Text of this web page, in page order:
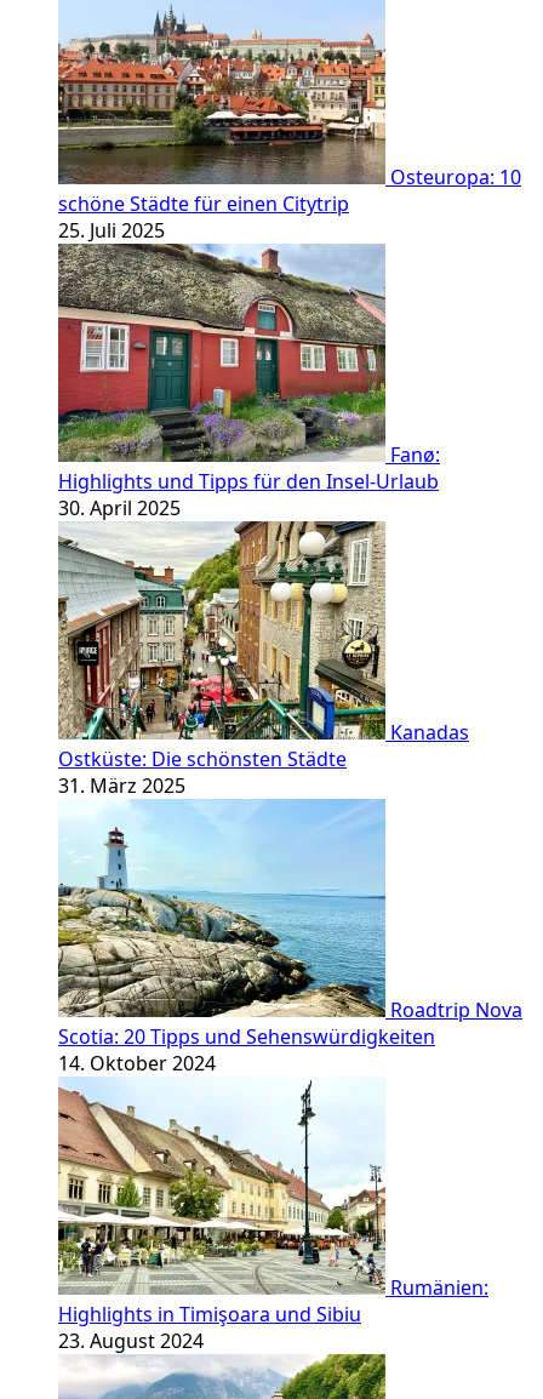
Osteuropa: 10
schöne Städte für einen Citytrip
25. Juli 2025
Fanø:
Highlights und Tipps für den Insel-Urlaub
30. April 2025
Kanadas
Ostküste: Die schönsten Städte
31. März 2025
Roadtrip Nova
Scotia: 20 Tipps und Sehenswürdigkeiten
14. Oktober 2024
Rumänien:
Highlights in Timişoara und Sibiu
23. August 2024